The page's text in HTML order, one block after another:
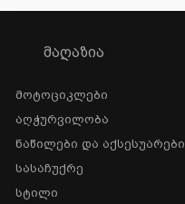
ᲛᲐᲦᲐᲖᲘᲐ
Მოტოციკლები
Აღჭურვილობა
Ნაწილები Და Აქსესუარები
Სასაჩუქრე
Სტილი